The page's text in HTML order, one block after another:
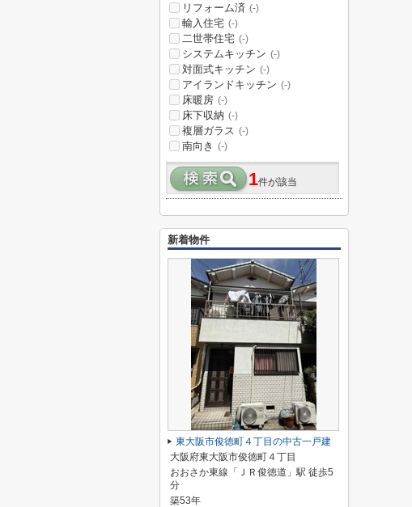
リフォーム済 (-)
輸入住宅 (-)
二世帯住宅 (-)
システムキッチン (-)
対面式キッチン (-)
アイランドキッチン (-)
床暖房 (-)
床下収納 (-)
複層ガラス (-)
南向き (-)
1件が該当
新着物件
東大阪市俊徳町４丁目の中古一戸建
大阪府東大阪市俊徳町４丁目
おおさか東線「ＪＲ俊徳道」駅 徒歩5
分
築53年